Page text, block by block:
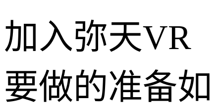
加入弥天VR
要做的准备如